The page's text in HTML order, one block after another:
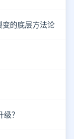
的底层方法论
？